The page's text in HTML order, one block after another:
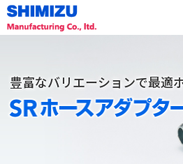
豊富なバリエーションで最適